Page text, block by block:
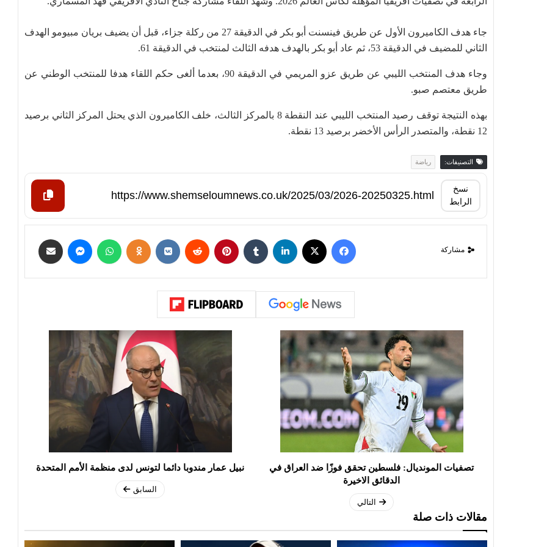
جاء هدف الكاميرون الأول عن طريق فينسنت أبو بكر في الدقيقة 27 من ركلة جزاء، قبل أن يضيف بريان مبيومو الهدف
الثاني للمضيف في الدقيقة 53، ثم عاد أبو بكر بالهدف هدفه الثالث لمنتخب في الدقيقة 61.
وجاء هدف المنتخب الليبي عن طريق عزو المريمي في الدقيقة 90، بعدما ألغى حكم اللقاء هدفا للمنتخب الوطني عن
طريق معتصم صبو.
بهذه النتيجة توقف رصيد المنتخب الليبي عند النقطة 8 بالمركز الثالث، خلف الكاميرون الذي يحتل المركز الثاني برصيد
12 نقطة، والمتصدر الرأس الأخضر برصيد 13 نقطة.
التصنيفات: رياضة
نسخ
الرابط
مشاركة
تصفيات المونديال: فلسطين تحقق فوزًا ضد العراق في
الدقائق الاخيرة
التالي
نبيل عمار مندوبا دائما لتونس لدى منظمة الأمم المتحدة
السابق
مقالات ذات صلة